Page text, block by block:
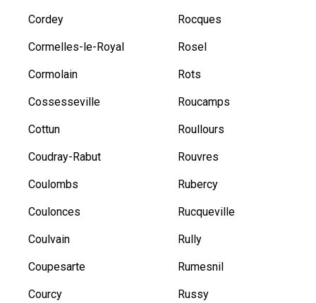
Cordey
Cormelles-le-Royal
Cormolain
Cossesseville
Cottun
Coudray-Rabut
Coulombs
Coulonces
Coulvain
Coupesarte
Courcy
Rocques
Rosel
Rots
Roucamps
Roullours
Rouvres
Rubercy
Rucqueville
Rully
Rumesnil
Russy